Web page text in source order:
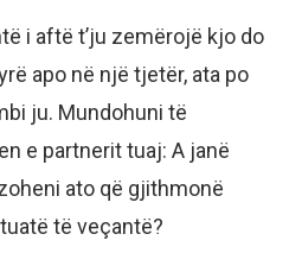
i aftë t’ju zemërojë kjo do
apo në një tjetër, ata po
ju. Mundohuni të
e partnerit tuaj: A janë
ato që gjithmonë
të veçantë?